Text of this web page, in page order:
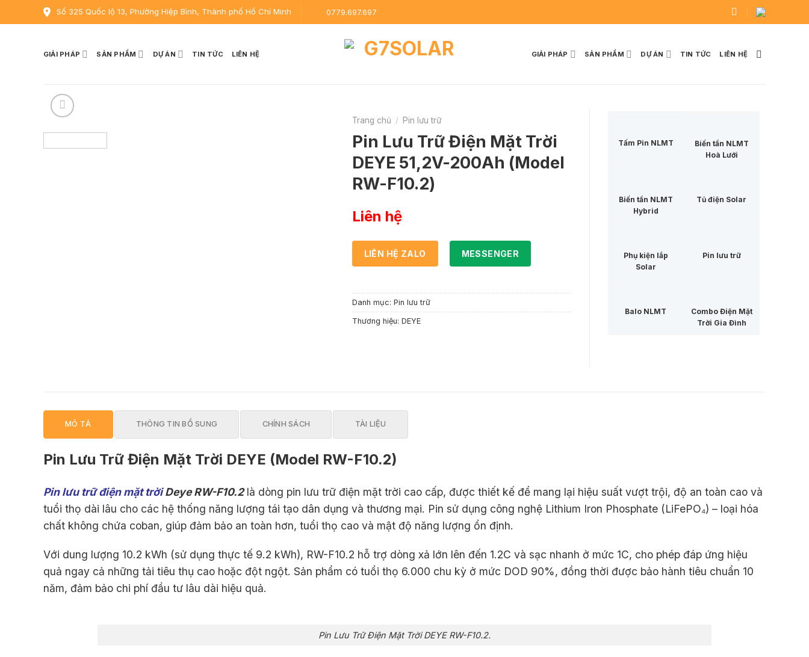
to
Số 325 Quốc lộ 13, Phường Hiệp Bình, Thành phố Hồ Chí Minh 0779.697.697
GIẢI PHÁP SẢN PHẨM DỰ ÁN TIN TỨC LIÊN HỆ GIẢI PHÁP SẢN PHẨM DỰ ÁN TIN TỨC LIÊN HỆ
Trang chủ / Pin lưu trữ
Pin Lưu Trữ Điện Mặt Trời
DEYE 51,2V-200Ah (Model
RW-F10.2)
Liên hệ
LIÊN HỆ ZALO MESSENGER
Danh mục: Pin lưu trữ
Thương hiệu: DEYE
Tấm Pin NLMT
Biến tần NLMT
Hoà Lưới
Biến tần NLMT
Hybrid
Tủ điện Solar
Phụ kiện lắp
Solar
Pin lưu trữ
Balo NLMT
Combo Điện Mặt
Trời Gia Đình
MÔ TẢ THÔNG TIN BỔ SUNG CHÍNH SÁCH TÀI LIỆU
Pin Lưu Trữ Điện Mặt Trời DEYE (Model RW-F10.2)
Pin lưu trữ điện mặt trờiDeye RW-F10.2là dòng pin lưu trữ điện mặt trời cao cấp, được thiết kế để mang lại hiệu suất vượt trội, độ an toàn cao và
tuổi thọ dài lâu cho các hệ thống năng lượng tái tạo dân dụng và thương mại. Pin sử dụng công nghệ Lithium Iron Phosphate (LiFePO₄) – loại hóa
chất không chứa coban, giúp đảm bảo an toàn hơn, tuổi thọ cao và mật độ năng lượng ổn định.
Với dung lượng 10.2 kWh (sử dụng thực tế 9.2 kWh), RW-F10.2 hỗ trợ dòng xả lớn lên đến 1.2C và sạc nhanh ở mức 1C, cho phép đáp ứng hiệu
quả ngay cả những tải tiêu thụ cao hoặc đột ngột. Sản phẩm có tuổi thọ 6.000 chu kỳ ở mức DOD 90%, đồng thời được bảo hành tiêu chuẩn 10
năm, đảm bảo chi phí đầu tư lâu dài hiệu quả.
Pin Lưu Trữ Điện Mặt Trời DEYE RW-F10.2.